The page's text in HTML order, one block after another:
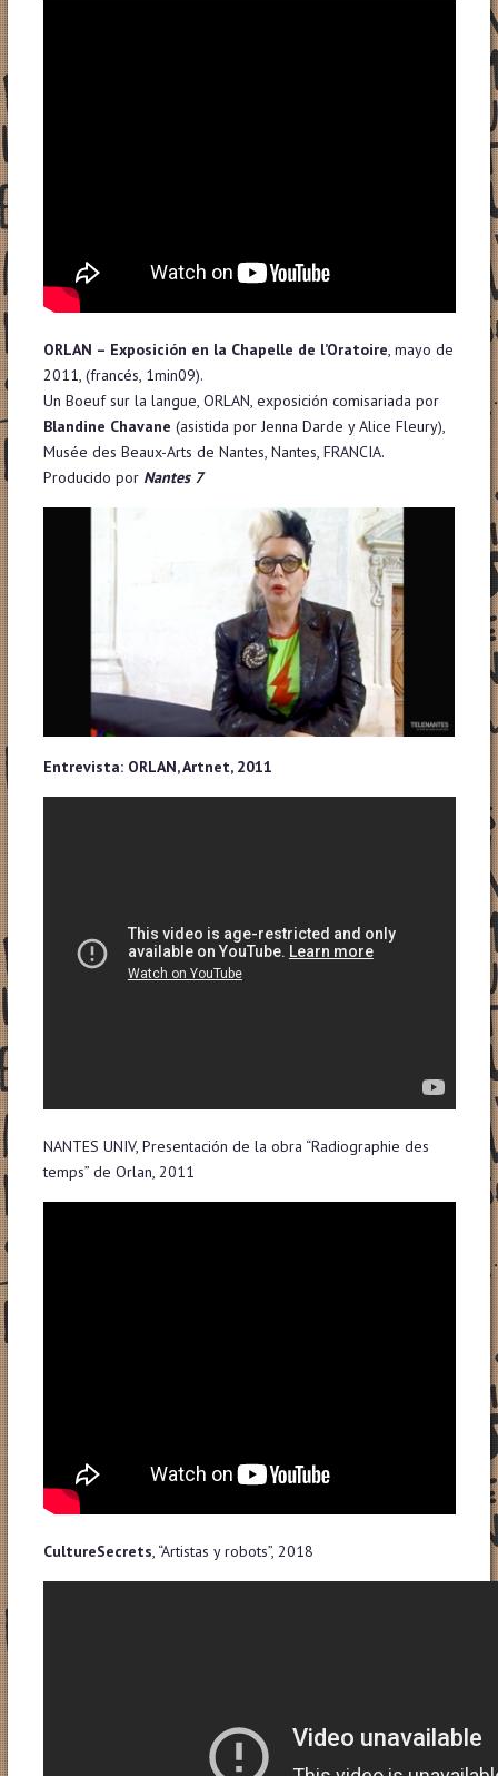
ORLAN – Exposición en la Chapelle de l’Oratoire, mayo de
2011, (francés, 1min09).
Un Boeuf sur la langue, ORLAN, exposición comisariada por
Blandine Chavane (asistida por Jenna Darde y Alice Fleury),
Musée des Beaux-Arts de Nantes, Nantes, FRANCIA.
Producido por Nantes 7
Entrevista: ORLAN, Artnet, 2011
NANTES UNIV, Presentación de la obra “Radiographie des
temps” de Orlan, 2011
CultureSecrets, “Artistas y robots”, 2018